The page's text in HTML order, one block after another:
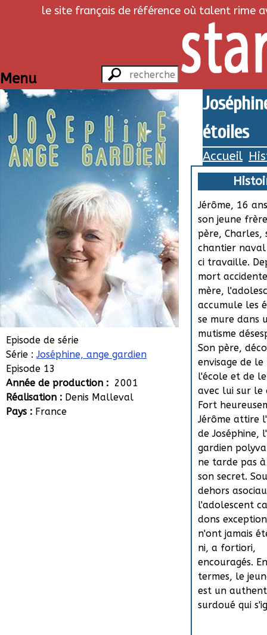
le site français de référence où talent rime
Menu
Episode de série
Série :Joséphine, ange gardien
Episode 13
Année de production : 2001
Réalisation : Denis Malleval
Pays : France
étoiles
Accueil
Jérôme, 16
son jeune
père, Charles,
chantier
ci travaille.
mort
mère,
accumule les
se mure dans
mutisme
Son père,
envisage de
l'école et de
avec lui sur le
Fort
Jérôme attire
de Joséphine,
gardien
ne tarde pas
son secret.
dehors
l'adolescent
dons
n'ont jamais
ni, a fortiori,
encouragés.
termes, le
est un
surdoué qui